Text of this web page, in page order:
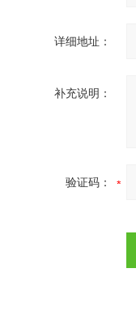
详细地址：
补充说明：
验证码：